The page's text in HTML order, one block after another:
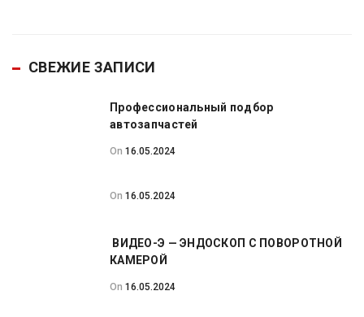
СВЕЖИЕ ЗАПИСИ
Профессиональный подбор
автозапчастей
On 16.05.2024
On 16.05.2024
ВИДЕО-Э — ЭНДОСКОП С ПОВОРОТНОЙ
КАМЕРОЙ
On 16.05.2024